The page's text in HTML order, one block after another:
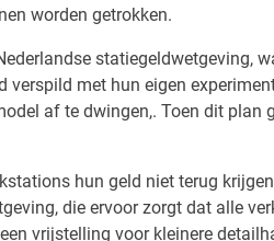
worden getrokken.
statiegeldwetgeving,
met hun eigen
af te dwingen,. Toen dit
hun geld niet terug
die ervoor zorgt dat alle
vrijstelling voor kleinere